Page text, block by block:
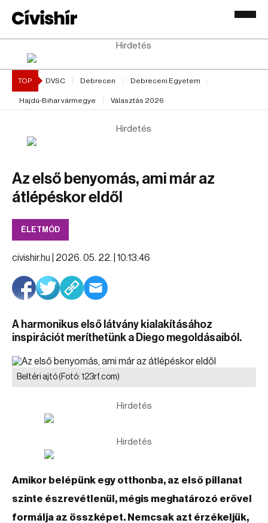
Hirdetés
TOP DVSC Debrecen Debreceni Egyetem
Hajdú-Bihar vármegye Választás 2026
Hirdetés
Az első benyomás, ami már az
átlépéskor eldől
ÉLETMÓD
civishir.hu | 2026. 05. 22. | 10:13:46
A harmonikus első látvány kialakításához
inspirációt meríthetünk a Diego megoldásaiból.
Beltéri ajtó(Fotó: 123rf.com)
Hirdetés
Hirdetés
Amikor belépünk egy otthonba, az első pillanat
szinte észrevétlenül, mégis meghatározó erővel
formálja az összképet. Nemcsak azt érzékeljük,